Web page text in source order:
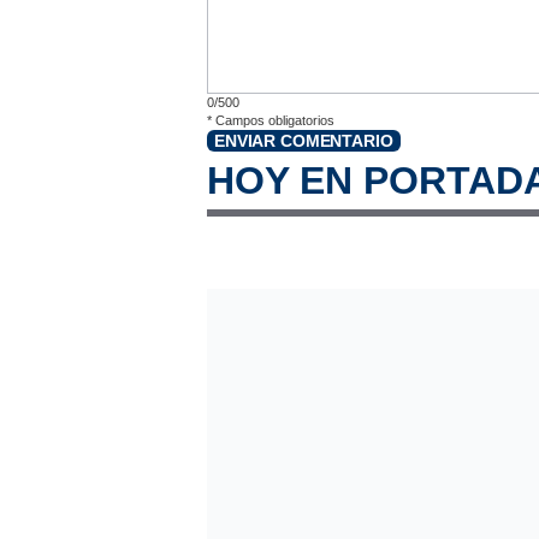
0/500
* Campos obligatorios
ENVIAR COMENTARIO
HOY EN